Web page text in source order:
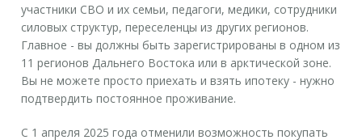
участники СВО и их семьи, педагоги, медики, сотрудники
силовых структур, переселенцы из других регионов.
Главное - вы должны быть зарегистрированы в одном из
11 регионов Дальнего Востока или в арктической зоне.
Вы не можете просто приехать и взять ипотеку - нужно
подтвердить постоянное проживание.
С 1 апреля 2025 года отменили возможность покупать